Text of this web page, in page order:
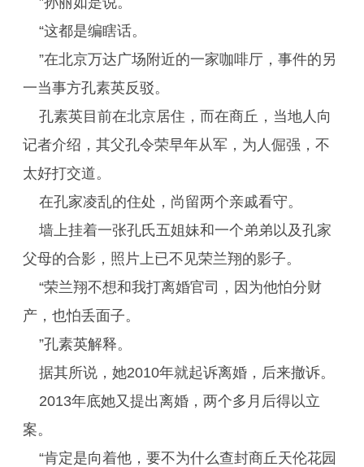
“这都是编瞎话。
”在北京万达广场附近的一家咖啡厅，事件的另
一当事方孔素英反驳。
孔素英目前在北京居住，而在商丘，当地人向
记者介绍，其父孔令荣早年从军，为人倔强，不
太好打交道。
在孔家凌乱的住处，尚留两个亲戚看守。
墙上挂着一张孔氏五姐妹和一个弟弟以及孔家
父母的合影，照片上已不见荣兰翔的影子。
“荣兰翔不想和我打离婚官司，因为他怕分财
产，也怕丢面子。
”孔素英解释。
据其所说，她2010年就起诉离婚，后来撤诉。
2013年底她又提出离婚，两个多月后得以立
案。
“肯定是向着他，要不为什么查封商丘天伦花园